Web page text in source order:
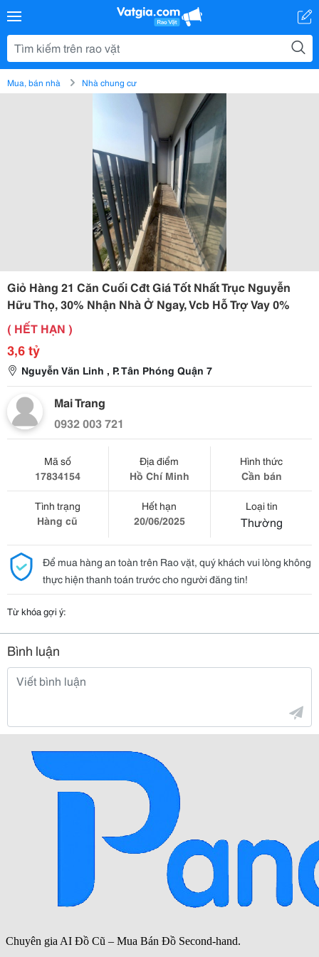
Mua, bán nhà Nhà chung cư
Giỏ Hàng 21 Căn Cuối Cđt Giá Tốt Nhất Trục Nguyễn
Hữu Thọ, 30% Nhận Nhà Ở Ngay, Vcb Hỗ Trợ Vay 0%
( HẾT HẠN )
3,6 tỷ
Nguyễn Văn Linh , P. Tân Phóng Quận 7
Mai Trang
0932 003 721
Mã số
17834154
Địa điểm
Hồ Chí Minh
Hình thức
Cần bán
Tình trạng
Hàng cũ
Hết hạn
20/06/2025
Loại tin
Thường
Để mua hàng an toàn trên Rao vặt, quý khách vui lòng không
thực hiện thanh toán trước cho người đăng tin!
Từ khóa gợi ý:
Bình luận